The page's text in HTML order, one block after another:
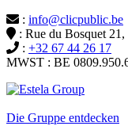
: info@clicpublic.be
: Rue du Bosquet
: +32 67 44 26 17
MWST : BE
Die Gruppe entdecken